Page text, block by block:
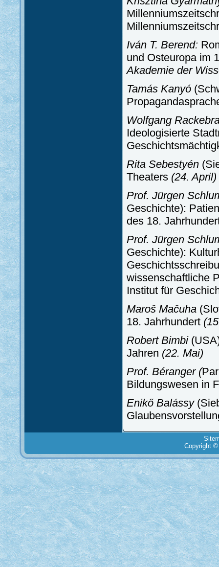
Iván T. Berend:
und Osteuropa im
Akademie der
Tamás Kanyó
Wolfgang
Ideologisierte
Rita Sebestyén
Theaters (24. April)
Prof. Jürgen
Geschichte):
des 18.
Prof. Jürgen
Geschichte):
wissenschaftliche
Institut für
Maroš Mačuha
18. Jahrhundert
Robert Bimbi
Jahren (22. Mai)
Prof. Béranger (
Bildungswesen in
Enikő Balássy
Copyright ©